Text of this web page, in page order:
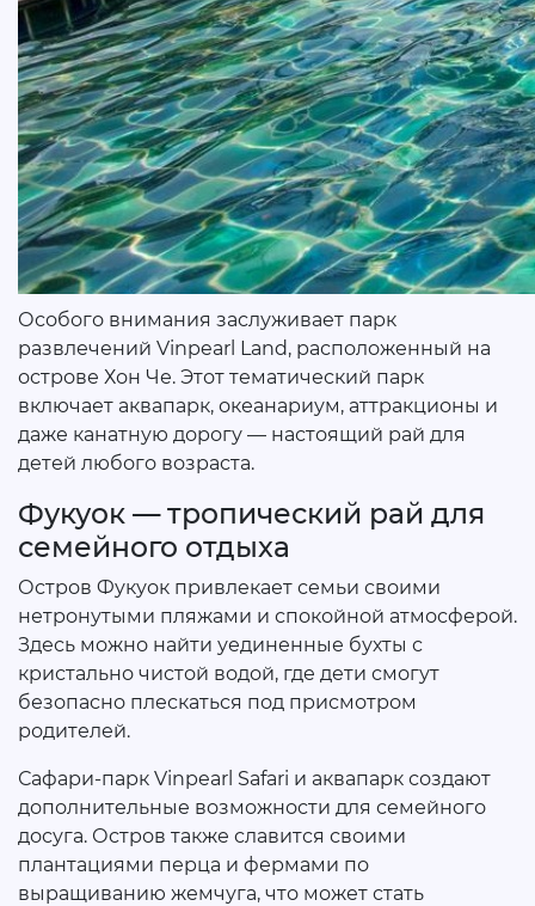
Особого внимания заслуживает парк
развлечений Vinpearl Land, расположенный на
острове Хон Че. Этот тематический парк
включает аквапарк, океанариум, аттракционы и
даже канатную дорогу — настоящий рай для
детей любого возраста.
Фукуок — тропический рай для
семейного отдыха
Остров Фукуок привлекает семьи своими
нетронутыми пляжами и спокойной атмосферой.
Здесь можно найти уединенные бухты с
кристально чистой водой, где дети смогут
безопасно плескаться под присмотром
родителей.
Сафари-парк Vinpearl Safari и аквапарк создают
дополнительные возможности для семейного
досуга. Остров также славится своими
плантациями перца и фермами по
выращиванию жемчуга, что может стать